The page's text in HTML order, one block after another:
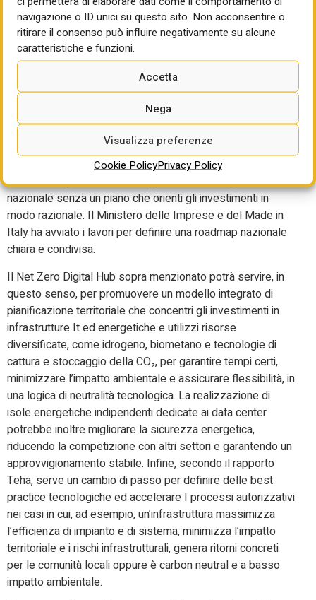
navigazione o ID unici su questo sito. Non acconsentire o
ritirare il consenso può influire negativamente su alcune
caratteristiche e funzioni.
Accetta
Nega
Visualizza preferenze
Cookie PolicyPrivacy Policy
mancanza di infrastrutture adeguate rischia di vanificare
questo potenziale.
Ecco allora che serve pianificare bene gli investimenti, con
tempi certi e realizzazioni sicure di nuove costruzioni: un
data center richiede un anno e mezzo/due per essere
realizzato. Secondo Ambrosetti, il modello attuale, basato
su una logica di pianificazione degli investimenti “on-
demand”, non è più sostenibile: con richieste di
connessione alla rete che oggi ammontano a circa 40 GW,
si rischia un potenziale raddoppio del fabbisogno elettrico
nazionale senza un piano che orienti gli investimenti in
modo razionale. Il Ministero delle Imprese e del Made in
Italy ha avviato i lavori per definire una roadmap nazionale
chiara e condivisa.
Il Net Zero Digital Hub sopra menzionato potrà servire, in
questo senso, per promuovere un modello integrato di
pianificazione territoriale che concentri gli investimenti in
infrastrutture It ed energetiche e utilizzi risorse
diversificate, come idrogeno, biometano e tecnologie di
cattura e stoccaggio della CO₂, per garantire tempi certi,
minimizzare l’impatto ambientale e assicurare flessibilità, in
una logica di neutralità tecnologica. La realizzazione di
isole energetiche indipendenti dedicate ai data center
potrebbe inoltre migliorare la sicurezza energetica,
riducendo la competizione con altri settori e garantendo un
approvvigionamento stabile. Infine, secondo il rapporto
Teha, serve un cambio di passo per definire delle best
practice tecnologiche ed accelerare I processi autorizzativi
nei casi in cui, ad esempio, un’infrastruttura massimizza
l’efficienza di impianto e di sistema, minimizza l’impatto
territoriale e i rischi infrastrutturali, genera ritorni concreti
per le comunità locali oppure è carbon neutral e a basso
impatto ambientale.